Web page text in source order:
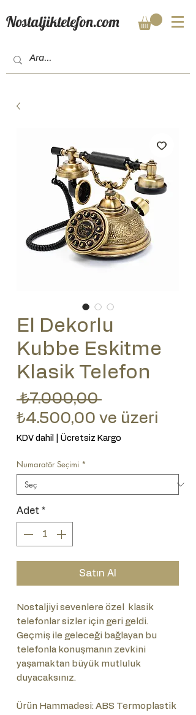
Nostaljiktelefon.com
El Dekorlu
Kubbe Eskitme
Klasik Telefon
₺7.000,00 Normal Fiyat
₺4.500,00 ve üzeri
KDV dahil Ücretsiz Kargo
Numaratör Seçimi *
Adet *
Satın Al
Nostaljiyi sevenlere özel klasik
telefonlar sizler için geri geldi.
Geçmiş ile geleceği bağlayan bu
telefonla konuşmanın zevkini
yaşamaktan büyük mutluluk
duyacaksınız.
Ürün Hammadesi: ABS Termoplastik